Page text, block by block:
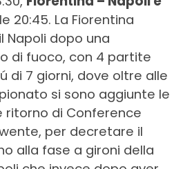
20:45. La Fiorentina
Napoli dopo una
di fuoco, con 4 partite
di 7 giorni, dove oltre alle
si sono aggiunte le
di Conference
per decretare il
alla fase a gironi della